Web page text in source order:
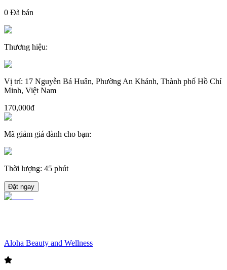
0 Đã bán
Thương hiệu:
Vị trí: 17 Nguyễn Bá Huân, Phường An Khánh, Thành phố Hồ Chí
Minh, Việt Nam
170,000đ
Mã giảm giá dành cho bạn:
Thời lượng: 45 phút
Đặt ngay
Aloha Beauty and Wellness